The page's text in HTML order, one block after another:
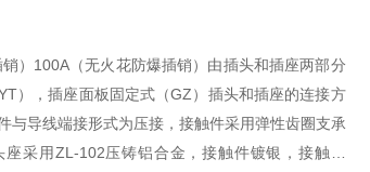
）100A（无火花防爆插销）由插头和插座两部分
），插座面板固定式（GZ）插头和插座的连接方
与导线端接形式为压接，接触件采用弹性齿圈支承
采用ZL-102压铸铝合金，接触件镀银，接触可